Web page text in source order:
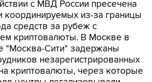
средств за рубеж с
криптовалюты. В Москве в
"Москва-Сити" задержаны
незарегистрированных
криптовалюты, через которые
центры легализовывали
у российских граждан в